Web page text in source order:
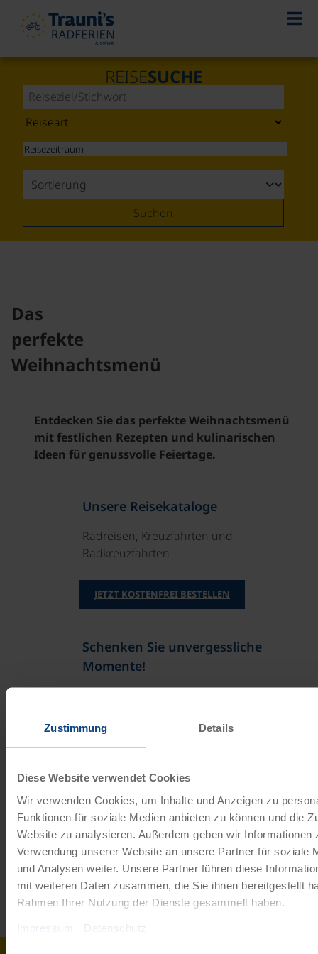
Zustimmung Details
Diese Website verwendet Cookies
Wir verwenden Cookies, um Inhalte und Anzeigen zu
Funktionen für soziale Medien anbieten zu können und die
Website zu analysieren. Außerdem geben wir Informationen
Verwendung unserer Website an unsere Partner für soziale
und Analysen weiter. Unsere Partner führen diese
mit weiteren Daten zusammen, die Sie ihnen bereitgestellt
Rahmen Ihrer Nutzung der Dienste gesammelt haben.
Impressum Datenschutz
REISESUCHE
Suchen
Das
perfekte
Weihnachtsmenü
Entdecken Sie das perfekte Weihnachtsmenü
mit festlichen Rezepten und kulinarischen
Ideen für genussvolle Feiertage.
Unsere Reisekataloge
Radreisen, Kreuzfahrten und
Radkreuzfahrten
JETZT KOSTENFREI BESTELLEN
Schenken Sie unvergessliche
Momente!
Newsletter abonnieren
TOP-Angebote, Aktionen - Immer auf dem
aktuellsten Stand!
JETZT ANMELDEN